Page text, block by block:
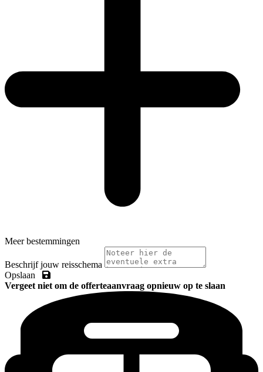
Meer bestemmingen
Beschrijf jouw reisschema
Opslaan
Vergeet niet om de offerteaanvraag opnieuw op te slaan